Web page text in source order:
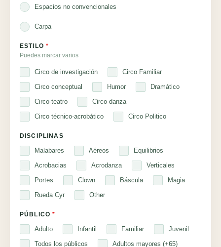
Espacios no convencionales
Carpa
ESTILO*
Puedes marcar varios
Circo de investigación
Circo Familiar
Circo conceptual
Humor
Dramático
Circo-teatro
Circo-danza
Circo técnico-acrobático
Circo Politico
DISCIPLINAS
Malabares Aéreos
Equilibrios
Acrobacias
Acrodanza
Verticales
Portes
Clown Báscula
Magia
Rueda Cyr
Other
PÚBLICO*
Adulto Infantil Familiar
Juvenil
Todos los públicos
Adultos mayores (+65)